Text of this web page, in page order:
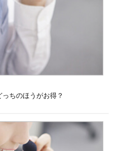
ちのほうがお得？